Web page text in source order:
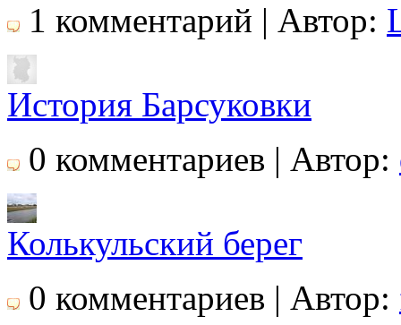
1 комментарий | Автор:
История Барсуковки
0 комментариев | Автор:
Колькульский берег
0 комментариев | Автор: